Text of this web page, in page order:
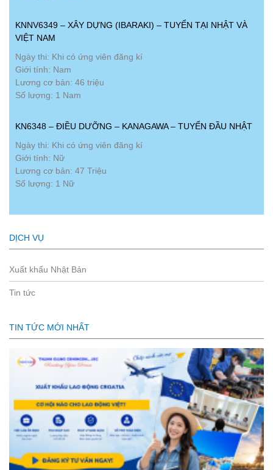
KNNV6349 – XÂY DỰNG (IBARAKI) – TUYỂN TẠI NHẬT VÀ
VIỆT NAM
Ngày thi: Khi có ứng viên đăng kí
Giới tính: Nam
Lương cơ bản: 46 triệu
Số lượng: 1 Nam
KN6348 – ĐIỀU DƯỠNG – KANAGAWA – TUYỂN ĐẦU NHẬT
Ngày thi: Khi có ứng viên đăng kí
Giới tính: Nữ
Lương cơ bản: 47 Triệu
Số lượng: 1 Nữ
DỊCH VỤ
Xuất khẩu Nhật Bản
Tin tức
TIN TỨC MỚI NHẤT